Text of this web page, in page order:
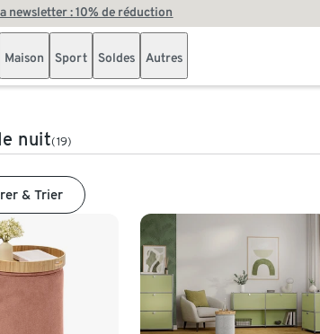
newsletter : 10% de réduction
Maison Sport Soldes Autres
nuit(19)
& Trier